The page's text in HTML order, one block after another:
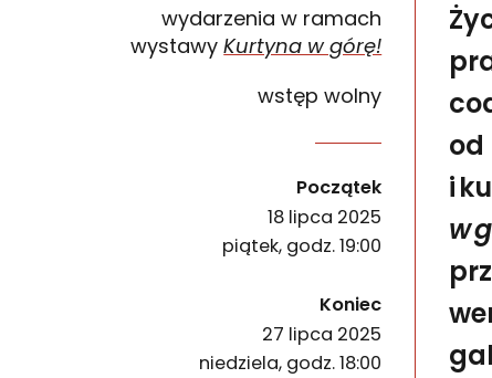
wydarzenia w ramach
wystawyKurtyna w górę!
wstęp wolny
Życie nocne to temat tak uniwersalny, jak
Początek wydarzenia
18 lipca 2025
piątek, godz. 19:00
Koniec wydarzenia
27 lipca 2025
niedziela, godz. 18:00
od
i
w